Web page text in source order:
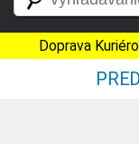
Doprava